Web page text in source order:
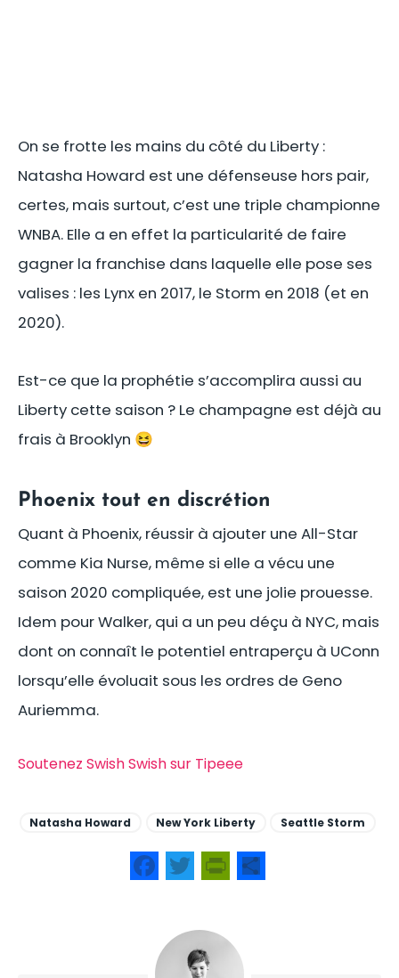
On se frotte les mains du côté du Liberty :
Natasha Howard est une défenseuse hors pair,
certes, mais surtout, c’est une triple championne
WNBA. Elle a en effet la particularité de faire
gagner la franchise dans laquelle elle pose ses
valises : les Lynx en 2017, le Storm en 2018 (et en
2020).
Est-ce que la prophétie s’accomplira aussi au
Liberty cette saison ? Le champagne est déjà au
frais à Brooklyn 😆
Phoenix tout en discrétion
Quant à Phoenix, réussir à ajouter une All-Star
comme Kia Nurse, même si elle a vécu une
saison 2020 compliquée, est une jolie prouesse.
Idem pour Walker, qui a un peu déçu à NYC, mais
dont on connaît le potentiel entraperçu à UConn
lorsqu’elle évoluait sous les ordres de Geno
Auriemma.
Natasha Howard New York Liberty Seattle Storm
Facebook
Twitter
PrintFriendly
Share
Soutenez Swish Swish sur Tipeee